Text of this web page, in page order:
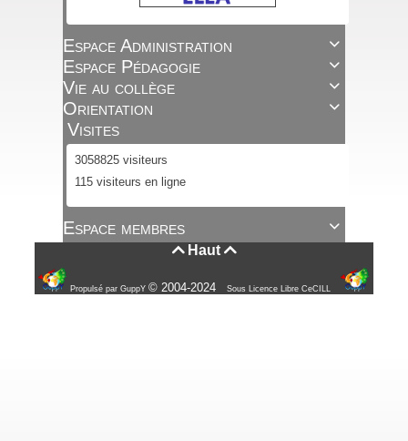

Espace Administration

Espace Pédagogie

Vie au collège

Orientation
Visites
3058825 visiteurs
115 visiteurs en ligne

Espace membres
Haut 
Propulsé par GuppY© 2004-2024 Sous Licence Libre CeCILL